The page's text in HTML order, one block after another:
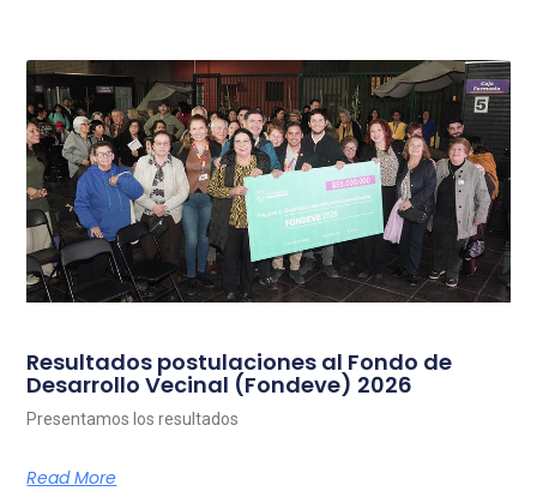
Resultados postulaciones al Fondo de
Desarrollo Vecinal (Fondeve) 2026
Presentamos los resultados
Read More